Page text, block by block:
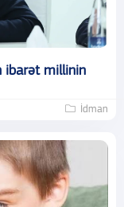
ibarət millinin
İdman